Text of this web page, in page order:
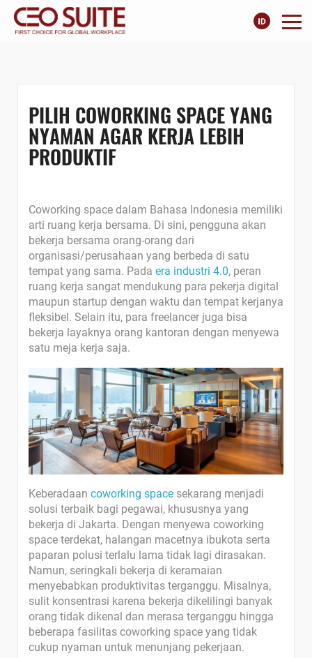
PILIH COWORKING SPACE YANG
NYAMAN AGAR KERJA LEBIH
PRODUKTIF
Coworking space dalam Bahasa Indonesia memiliki
arti ruang kerja bersama. Di sini, pengguna akan
bekerja bersama orang-orang dari
organisasi/perusahaan yang berbeda di satu
tempat yang sama. Pada era industri 4.0, peran
ruang kerja sangat mendukung para pekerja digital
maupun startup dengan waktu dan tempat kerjanya
fleksibel. Selain itu, para freelancer juga bisa
bekerja layaknya orang kantoran dengan menyewa
satu meja kerja saja.
Keberadaan coworking space sekarang menjadi
solusi terbaik bagi pegawai, khususnya yang
bekerja di Jakarta. Dengan menyewa coworking
space terdekat, halangan macetnya ibukota serta
paparan polusi terlalu lama tidak lagi dirasakan.
Namun, seringkali bekerja di keramaian
menyebabkan produktivitas terganggu. Misalnya,
sulit konsentrasi karena bekerja dikelilingi banyak
orang tidak dikenal dan merasa terganggu hingga
beberapa fasilitas coworking space yang tidak
cukup nyaman untuk menunjang pekerjaan.